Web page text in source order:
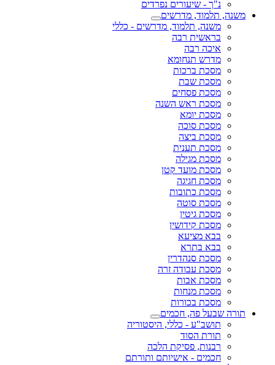
נ"ך - שיעורים נפרדים
משנה, תלמוד, מדרשים
משנה, תלמוד, מדרשים - כללי
בראשית רבה
איכה רבה
מדרש תנחומא
מסכת ברכות
מסכת שבת
מסכת פסחים
מסכת ראש השנה
מסכת יומא
מסכת סוכה
מסכת ביצה
מסכת תענית
מסכת מגילה
מסכת מועד קטן
מסכת חגיגה
מסכת כתובות
מסכת סוטה
מסכת גיטין
מסכת קידושין
בבא מציעא
בבא בתרא
מסכת סנהדרין
מסכת עבודה זרה
מסכת אבות
מסכת מנחות
מסכת בכורות
תורה שבעל פה, חכמים
תושב"ע - כללי, היסטוריה
תורת הסוד
רבנות, פסיקת הלכה
חכמים - אישיותם ותורתם